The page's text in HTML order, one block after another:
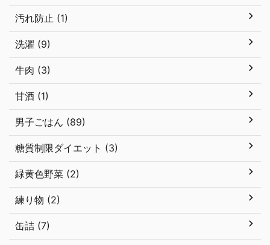
汚れ防止 (1)
洗濯 (9)
牛肉 (3)
甘酒 (1)
男子ごはん (89)
糖質制限ダイエット (3)
緑黄色野菜 (2)
練り物 (2)
缶詰 (7)